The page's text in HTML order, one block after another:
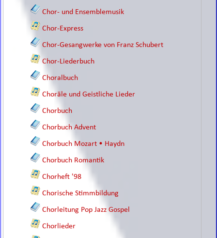
Chor- und Ensemblemusik
Chor-Express
Chor-Gesangwerke von Franz Schubert
Chor-Liederbuch
Choralbuch
Choräle und Geistliche Lieder
Chorbuch
Chorbuch Advent
Chorbuch Mozart • Haydn
Chorbuch Romantik
Chorheft '98
Chorische Stimmbildung
Chorleitung Pop Jazz Gospel
Chorlieder